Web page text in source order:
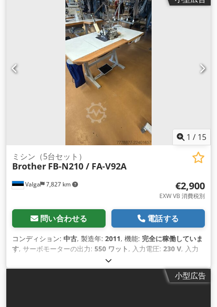
1 / 15
Valga 7,827 km
ミシン（5台セット）
Brother FB-N210 / FA-V92A
€2,900
EXW VB 消費税別
問い合わせる 電話する
コンディション: 中古, 製造年: 2011, 機能: 完全に稼働していま
す, サーボモーターの出力: 550 ワット , 入力電圧: 230 V, 入力
, 空気接続:
小型広告